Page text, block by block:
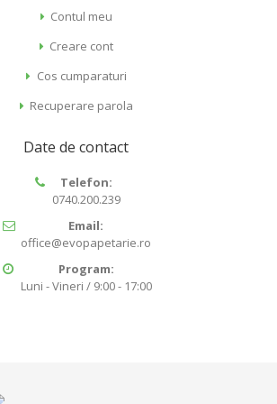
Contul meu
Creare cont
Cos cumparaturi
Recuperare parola
Date de contact
Telefon:
0740.200.239
Email:
office@evopapetarie.ro
Program:
Luni - Vineri / 9:00 - 17:00